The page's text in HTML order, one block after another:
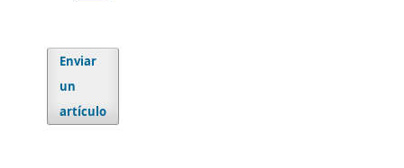
Enviar
un
artículo